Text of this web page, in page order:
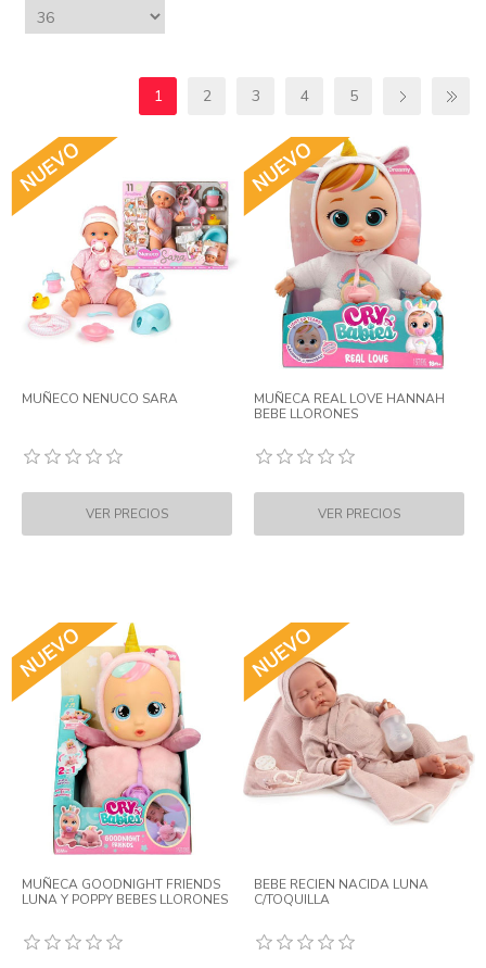
1 2 3 4 5
MUÑECO NENUCO SARA
MUÑECA REAL LOVE HANNAH
BEBE LLORONES
MUÑECA GOODNIGHT FRIENDS
LUNA Y POPPY BEBES LLORONES
BEBE RECIEN NACIDA LUNA
C/TOQUILLA